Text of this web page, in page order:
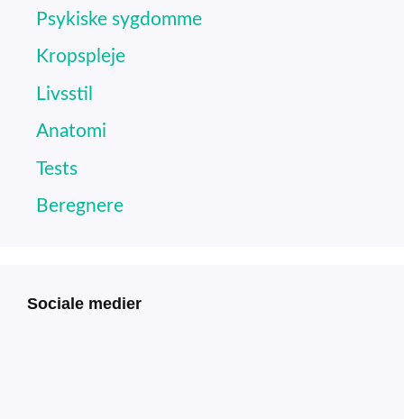
Psykiske sygdomme
Kropspleje
Livsstil
Anatomi
Tests
Beregnere
Sociale medier